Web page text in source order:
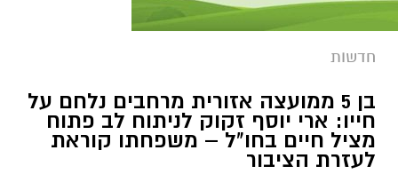
חדשות
בן 5 ממועצה אזורית מרחבים נלחם על
חייו: ארי יוסף זקוק לניתוח לב פתוח
מציל חיים בחו"ל – משפחתו קוראת
לעזרת הציבור